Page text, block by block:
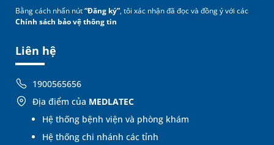
Liên hệ
1900565656
Địa điểm của MEDLATEC
Hệ thống bệnh viện và phòng khám
Hệ thống chi nhánh các tỉnh
Bằng cách nhấn nút“Đăng ký”, tôi xác nhận đã đọc và đồng ý với các
Chính sách bảo vệ thông tin